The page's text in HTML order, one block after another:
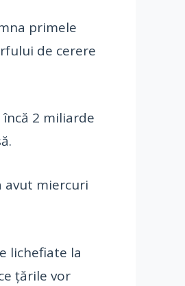
primele
de cerere
2 miliarde
avut miercuri
lichefiate la
ţările vor